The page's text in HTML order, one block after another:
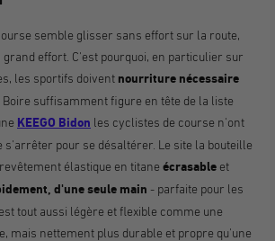
semble glisser sans effort sur la route,
effort. C'est pourquoi, en particulier sur
les sportifs doivent nourriture nécessaire
Boire suffisamment figure en tête de la liste
KEEGO Bidon les cyclistes de course n'ont
s'arrêter pour se désaltérer. Le site la bouteille
élastique en titane écrasable et
d'une seule main - parfaite pour les
tout aussi légère et flexible comme une
mais nettement plus durable et propre qu'une